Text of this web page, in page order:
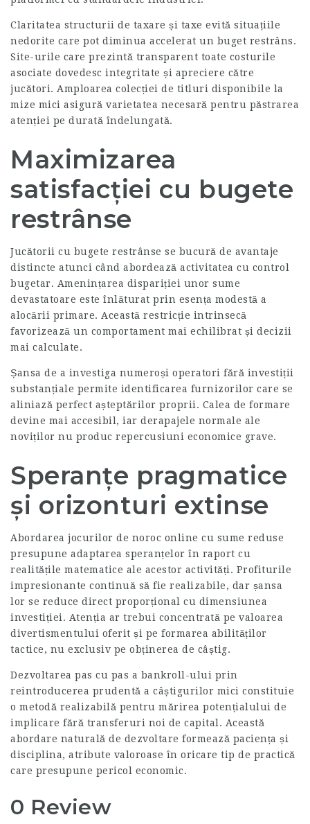
Claritatea structurii de taxare și taxe evită situațiile
nedorite care pot diminua accelerat un buget restrâns.
Site-urile care prezintă transparent toate costurile
asociate dovedesc integritate și apreciere către
jucători. Amploarea colecției de titluri disponibile la
mize mici asigură varietatea necesară pentru păstrarea
atenției pe durată îndelungată.
Maximizarea
satisfacției cu bugete
restrânse
Jucătorii cu bugete restrânse se bucură de avantaje
distincte atunci când abordează activitatea cu control
bugetar. Amenințarea dispariției unor sume
devastatoare este înlăturat prin esența modestă a
alocării primare. Această restricție intrinsecă
favorizează un comportament mai echilibrat și decizii
mai calculate.
Șansa de a investiga numeroși operatori fără investiții
substanțiale permite identificarea furnizorilor care se
aliniază perfect așteptărilor proprii. Calea de formare
devine mai accesibil, iar derapajele normale ale
noviților nu produc repercusiuni economice grave.
Speranțe pragmatice
și orizonturi extinse
Abordarea jocurilor de noroc online cu sume reduse
presupune adaptarea speranțelor în raport cu
realitățile matematice ale acestor activități. Profiturile
impresionante continuă să fie realizabile, dar șansa
lor se reduce direct proporțional cu dimensiunea
investiției. Atenția ar trebui concentrată pe valoarea
divertismentului oferit și pe formarea abilităților
tactice, nu exclusiv pe obținerea de câștig.
Dezvoltarea pas cu pas a bankroll-ului prin
reintroducerea prudentă a câștigurilor mici constituie
o metodă realizabilă pentru mărirea potențialului de
implicare fără transferuri noi de capital. Această
abordare naturală de dezvoltare formează paciența și
disciplina, atribute valoroase în oricare tip de practică
care presupune pericol economic.
0 Review